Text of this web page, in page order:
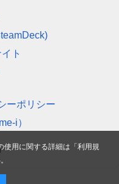
ト
ーポリシー
i）
使用に関する詳細は「利用規